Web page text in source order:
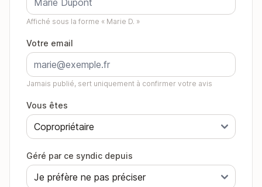
Affiché sous la forme « Marie D. »
Votre email
Jamais publié, sert uniquement à confirmer votre avis
Vous êtes
Géré par ce syndic depuis